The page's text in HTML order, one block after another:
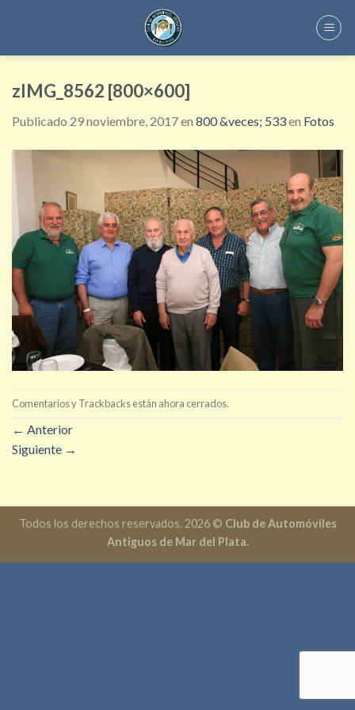
zIMG_8562 [800×600]
Publicado 29 noviembre, 2017en 800 &veces; 533en Fotos
Comentarios y Trackbacks están ahora cerrados.
← Anterior
Siguiente →
Todos los derechos reservados. 2026 © Club de Automóviles
Antiguos de Mar del Plata.